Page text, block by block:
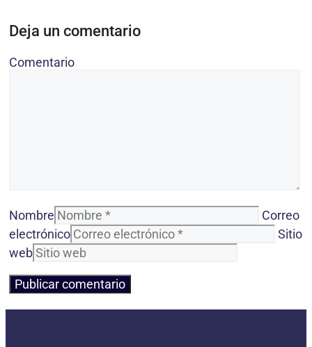
Deja un comentario
Comentario
Nombre
Correo
electrónico
Sitio
web